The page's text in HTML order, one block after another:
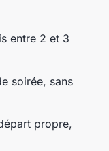
entre 2 et 3
soirée, sans
propre,